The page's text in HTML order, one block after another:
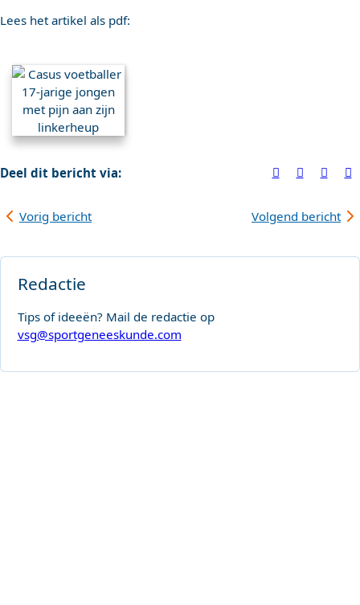
Lees het artikel als pdf:
Deel dit bericht via:
Vorig bericht Volgend bericht
Redactie
Tips of ideeën? Mail de redactie op
vsg@sportgeneeskunde.com